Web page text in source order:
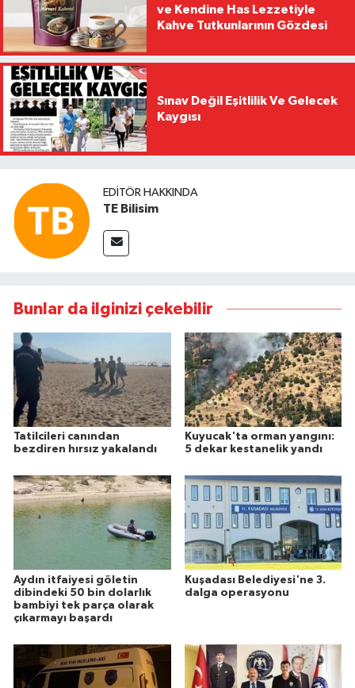
ve Kendine Has Lezzetiyle
Kahve Tutkunlarının Gözdesi
Sınav Değil Eşitlilik Ve Gelecek
Kaygısı
EDITÖR HAKKINDA
TE Bilisim
Bunlar da ilginizi çekebilir
Tatilcileri canından
bezdiren hırsız yakalandı
Kuyucak'ta orman yangını:
5 dekar kestanelik yandı
Aydın itfaiyesi göletin
dibindeki 50 bin dolarlık
bambiyi tek parça olarak
çıkarmayı başardı
Kuşadası Belediyesi'ne 3.
dalga operasyonu